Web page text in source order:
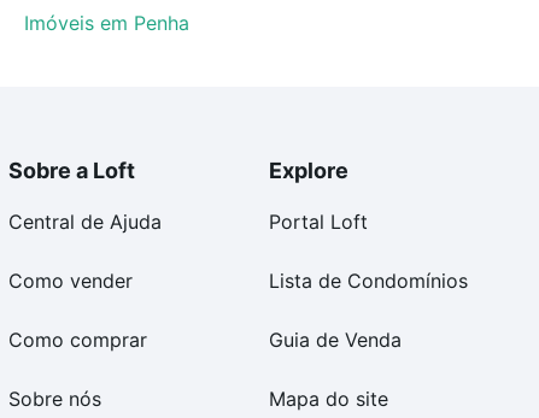
Imóveis em Penha
Sobre a Loft
Central de Ajuda
Como vender
Como comprar
Sobre nós
Explore
Portal Loft
Lista de Condomínios
Guia de Venda
Mapa do site